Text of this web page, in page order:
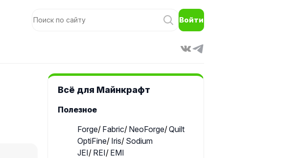
Войти
Всё для Майнкрафт
Полезное
Forge Fabric NeoForge Quilt
OptiFine Iris Sodium
JEI REI EMI